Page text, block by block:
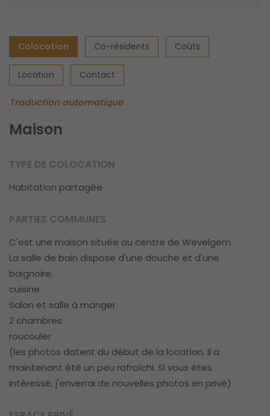
Colocation Co-résidents Coûts
Location Contact
Traduction automatique
Maison
TYPE DE COLOCATION
Habitation partagée
PARTIES COMMUNES
C'est une maison située au centre de Wevelgem.
La salle de bain dispose d'une douche et d'une
baignoire.
cuisine
Salon et salle à manger
2 chambres
roucouler
(les photos datent du début de la location. Il a
maintenant été un peu rafraîchi. Si vous êtes
intéressé, j'enverrai de nouvelles photos en privé)